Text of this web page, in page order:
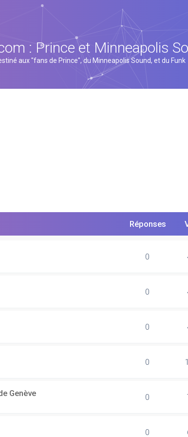
: Prince et Minneapolis
aux "fans de Prince", du Minneapolis Sound, et du Funk
Réponses
0
0
0
0
Genève 0
0